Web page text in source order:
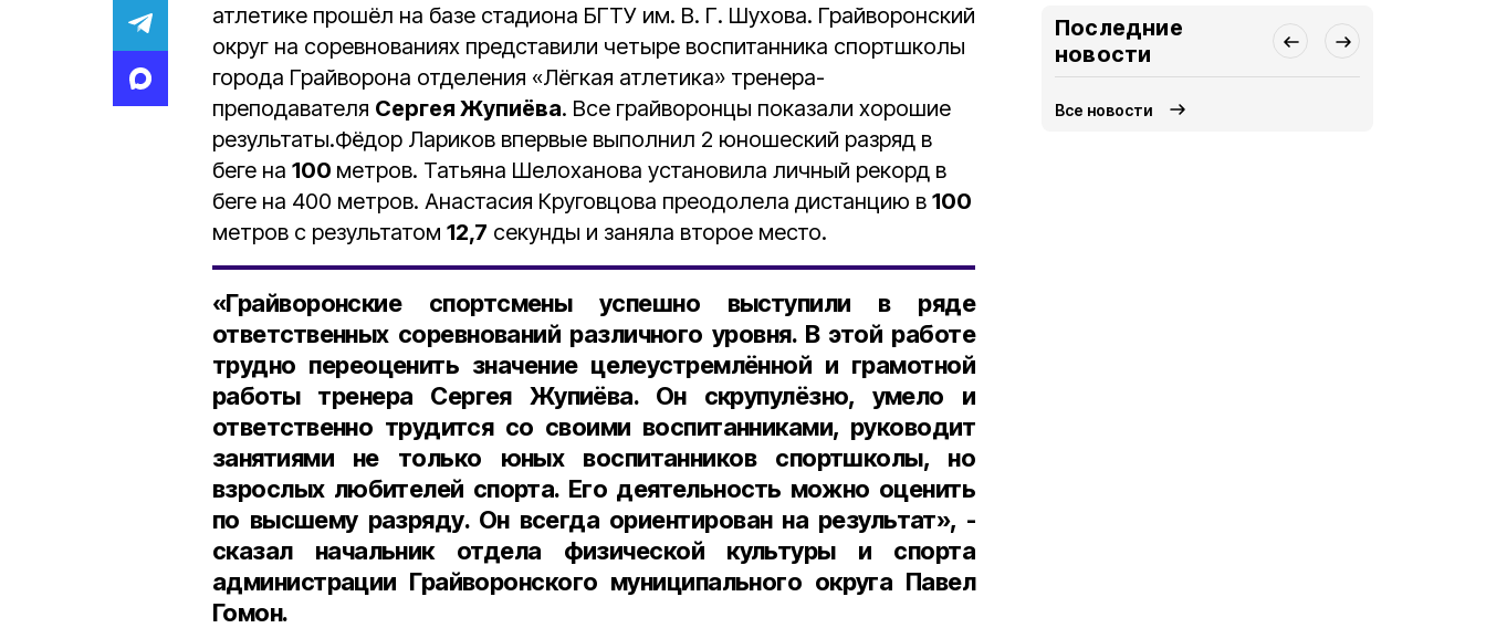
атлетике прошёл на базе стадиона БГТУ им. В. Г. Шухова. Грайворонский
округ на соревнованиях представили четыре воспитанника спортшколы
города Грайворона отделения «Лёгкая атлетика» тренера-
преподавателя Сергея Жупиёва. Все грайворонцы показали хорошие
результаты.Фёдор Лариков впервые выполнил 2 юношеский разряд в
беге на 100 метров. Татьяна Шелоханова установила личный рекорд в
беге на 400 метров. Анастасия Круговцова преодолела дистанцию в 100
метров с результатом 12,7 секунды и заняла второе место.
«Грайворонские спортсмены успешно выступили в ряде
ответственных соревнований различного уровня. В этой работе
трудно переоценить значение целеустремлённой и грамотной
работы тренера Сергея Жупиёва. Он скрупулёзно, умело и
ответственно трудится со своими воспитанниками, руководит
занятиями не только юных воспитанников спортшколы, но
взрослых любителей спорта. Его деятельность можно оценить
по высшему разряду. Он всегда ориентирован на результат», -
сказал начальник отдела физической культуры и спорта
администрации Грайворонского муниципального округа Павел
Гомон.
Последние
новости
Все новости